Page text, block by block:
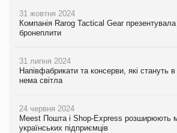
31 жовтня 2024
Компанія Rarog Tactical Gear презентувала
бронеплити
31 липня 2024
Напівфабрикати та консерви, які стануть
нема світла
24 червня 2024
Meest Пошта і Shop-Express розширюють
українських підприємців